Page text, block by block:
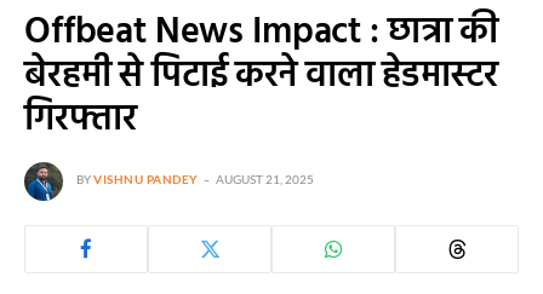
Offbeat News Impact : छात्रा की
बेरहमी से पिटाई करने वाला हेडमास्टर
गिरफ्तार
BYVISHNU PANDEY AUGUST 21, 2025